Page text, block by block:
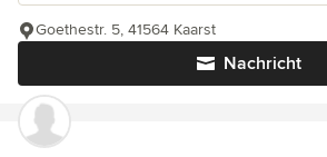
Nachricht
Goethestr. 5, 41564 Kaarst